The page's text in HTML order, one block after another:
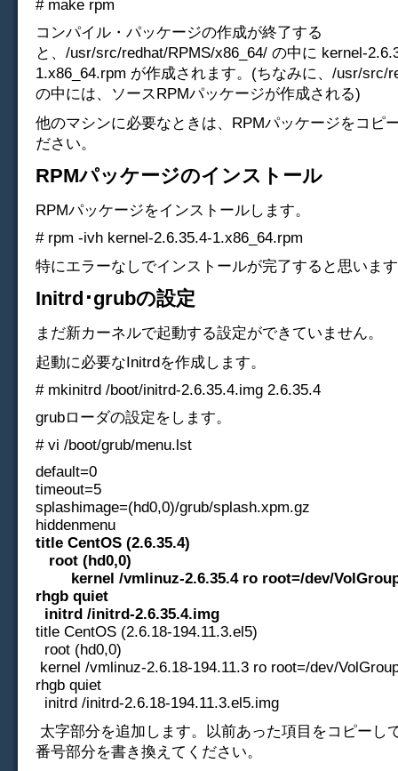
# make rpm
コンパイル・パッケージの作成が終了する
と、/usr/src/redhat/RPMS/x86_64/ の中に kernel-
1.x86_64.rpm が作成されます。(ちなみに、/usr/src/
の中には、ソースRPMパッケージが作成される)
他のマシンに必要なときは、RPMパッケージをコピ
ださい。
RPMパッケージのインストール
RPMパッケージをインストールします。
# rpm -ivh kernel-2.6.35.4-1.x86_64.rpm
特にエラーなしでインストールが完了すると思いま
Initrd･grubの設定
まだ新カーネルで起動する設定ができていません。
起動に必要なInitrdを作成します。
# mkinitrd /boot/initrd-2.6.35.4.img 2.6.35.4
grubローダの設定をします。
# vi /boot/grub/menu.lst
default=0
timeout=5
splashimage=(hd0,0)/grub/splash.xpm.gz
hiddenmenu
title CentOS (2.6.35.4)
root (hd0,0)
kernel /vmlinuz-2.6.35.4 ro root=/dev/
rhgb quiet
initrd /initrd-2.6.35.4.img
title CentOS (2.6.18-194.11.3.el5)
root (hd0,0)
kernel /vmlinuz-2.6.18-194.11.3 ro root=/dev/
rhgb quiet
initrd /initrd-2.6.18-194.11.3.el5.img
太字部分を追加します。以前あった項目をコピーし
番号部分を書き換えてください。